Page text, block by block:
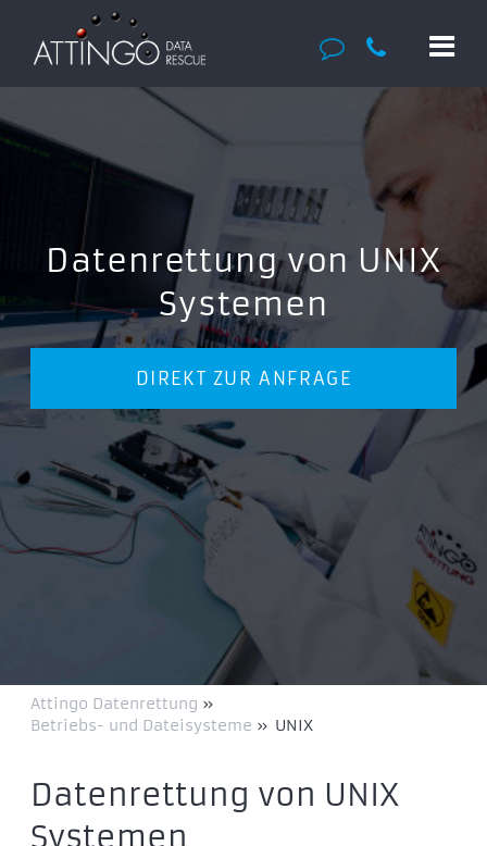
Datenrettung von UNIX
Systemen
DIREKT ZUR ANFRAGE
Attingo Datenrettung »
Betriebs- und Dateisysteme » UNIX
Datenrettung von UNIX
Systemen